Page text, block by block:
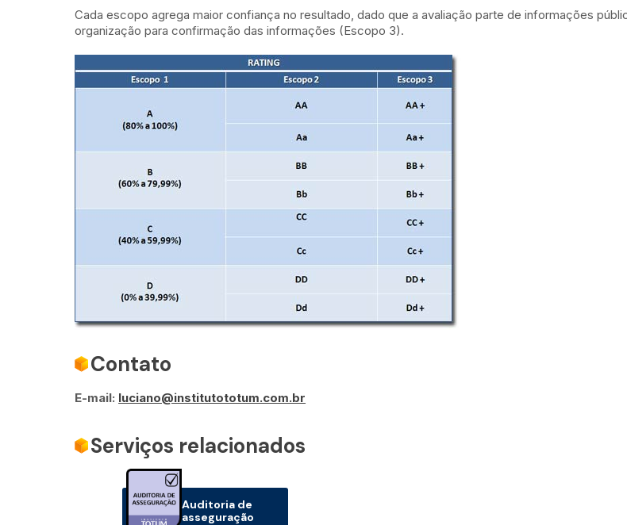
Cada escopo agrega maior confiança no resultado, dado que a avaliação parte de informações
organização para confirmação das informações (Escopo 3).
Contato
E-mail: luciano@institutototum.com.br
Serviços relacionados
Auditoria de
asseguração